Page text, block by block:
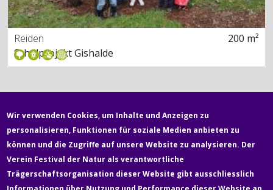
Reiden
200 m²
Schulprojekt Gishalde
Fußzeile
Newsletter Über uns Kontakt Medien
Wir verwenden Cookies, um Inhalte und Anzeigen zu
personalisieren, Funktionen für soziale Medien anbieten zu
können und die Zugriffe auf unsere Website zu analysieren. Der
Verein Festival der Natur als verantwortliche
Trägerschaftsorganisation dieser Website gibt ausschliesslich